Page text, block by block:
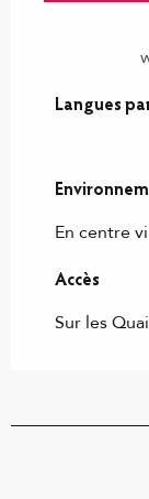
Langues
Langues
En centre
Accès
Accès
Sur les